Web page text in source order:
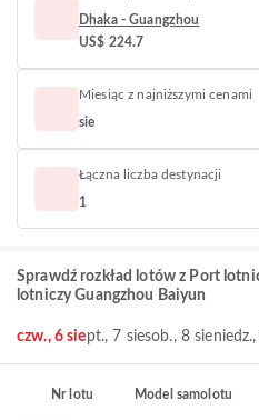
Dhaka - Guangzhou
US$ 224.7
Miesiąc z najniższymi cenami
sie
Łączna liczba destynacji
1
Sprawdź rozkład lotów z Port
lotniczy Guangzhou Baiyun
czw., 6 siept., 7 siesob., 8 sie
Nr lotu Model samolotu